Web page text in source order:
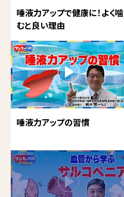
唾液力アップで健康に！よく噛
むと良い理由
唾液力アップの習慣